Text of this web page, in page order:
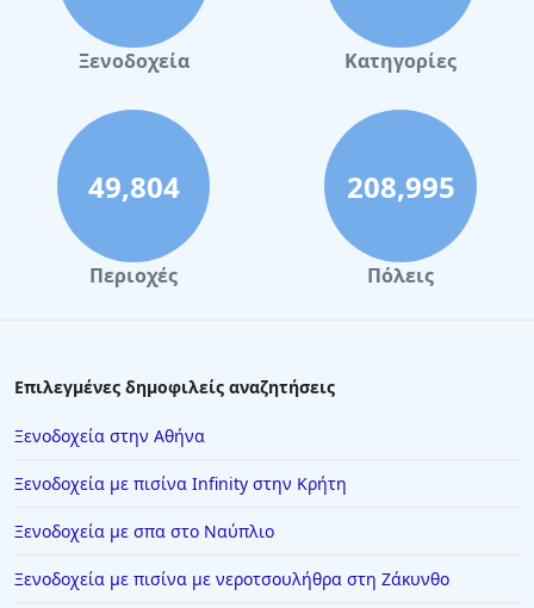
Ξενοδοχεία Κατηγορίες
49,804
Περιοχές
208,995
Πόλεις
Επιλεγμένες δημοφιλείς αναζητήσεις
Ξενοδοχεία στην Αθήνα
Ξενοδοχεία με πισίνα Infinity στην Κρήτη
Ξενοδοχεία με σπα στο Ναύπλιο
Ξενοδοχεία με πισίνα με νεροτσουλήθρα στη Ζάκυνθο